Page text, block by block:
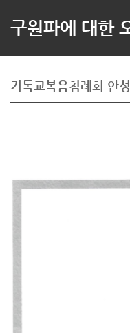
구원파에 대한
기독교복음침례회 안